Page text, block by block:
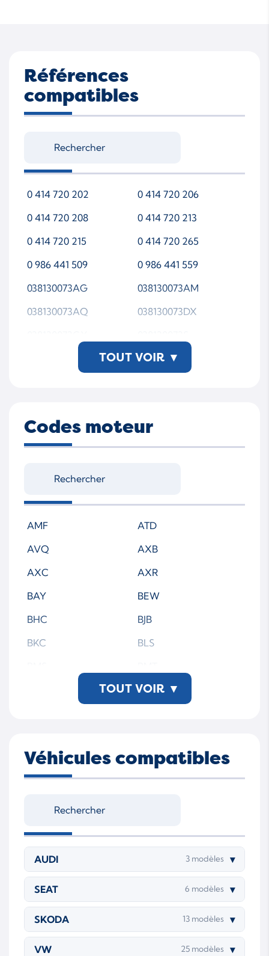
Références
compatibles
0 414 720 202
0 414 720 206
0 414 720 208
0 414 720 213
0 414 720 215
0 414 720 265
0 986 441 509
0 986 441 559
038130073AG
038130073AM
038130073AQ
038130073DX
038130079DX
0414720213
0414720215
0414720265
098644150
0986441509
450215
PDEP1180425S206
PDEP1180425S208
PDEP1180425S215
PDEP1180520S213
PDEP1180520S215
0414720215-WSMTAP
TOUT VOIR ▾
Codes moteur
AMF
ATD
AVQ
AXB
AXC
AXR
BAY
BEW
BHC
BJB
BKC
BLS
BNV
BXJ
TOUT VOIR ▾
Véhicules compatibles
AUDI 3 modèles ▾
SEAT 6 modèles ▾
SKODA 13 modèles ▾
VW 25 modèles ▾